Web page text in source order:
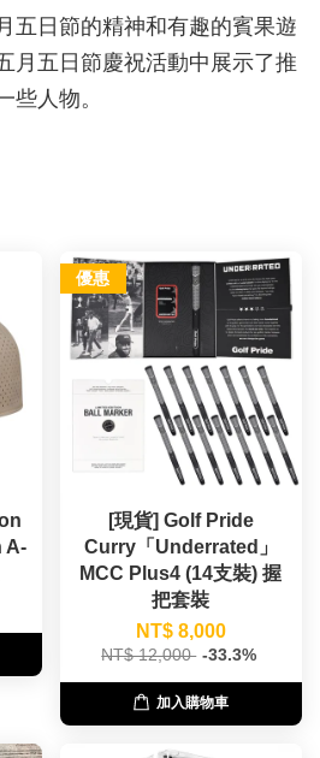
五日節的精神和有趣的賓果遊
月五日節慶祝活動中展示了推
些人物。
A-
優惠
[現貨] Golf Pride
Curry「Underrated」
MCC Plus4 (14支裝) 握
把套裝
NT$ 8,000
NT$ 12,000 -33.3%
加入購物車